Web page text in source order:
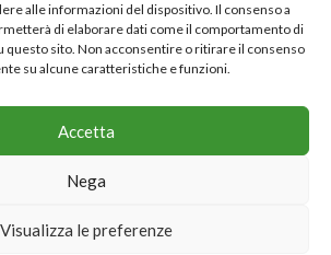
alle informazioni del dispositivo. Il consenso a
di elaborare dati come il comportamento di
questo sito. Non acconsentire o ritirare il consenso
su alcune caratteristiche e funzioni.
Accetta
Nega
Visualizza le preferenze
S.r.l. | P.IVA 01670100534
con un consulente!